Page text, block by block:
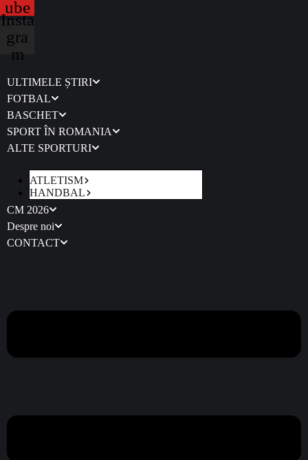
ube
Insta
gra
m
ULTIMELE ȘTIRI
FOTBAL
BASCHET
SPORT ÎN ROMANIA
ALTE SPORTURI
ATLETISM
HANDBAL
CM 2026
Despre noi
CONTACT